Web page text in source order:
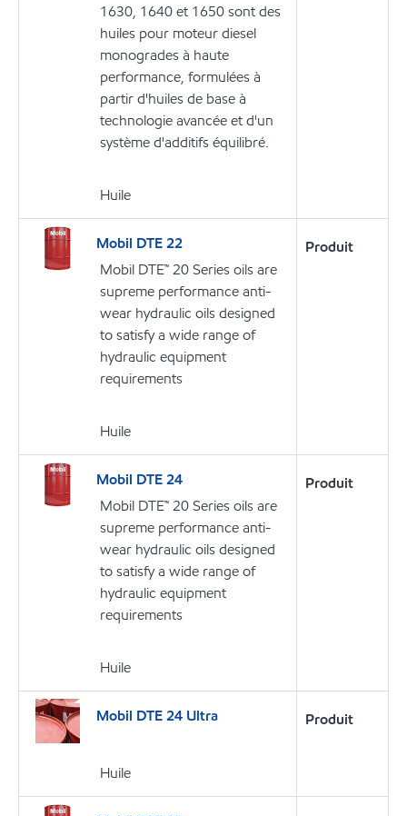
1630, 1640 et 1650 sont des
huiles pour moteur diesel
monogrades à haute
performance, formulées à
partir d'huiles de base à
technologie avancée et d'un
système d'additifs équilibré.
Huile
Mobil DTE 22
Mobil DTE™ 20 Series oils are
supreme performance anti-
wear hydraulic oils designed
to satisfy a wide range of
hydraulic equipment
requirements
Huile
Produit
Mobil DTE 24
Mobil DTE™ 20 Series oils are
supreme performance anti-
wear hydraulic oils designed
to satisfy a wide range of
hydraulic equipment
requirements
Huile
Produit
Mobil DTE 24 Ultra
Huile
Produit